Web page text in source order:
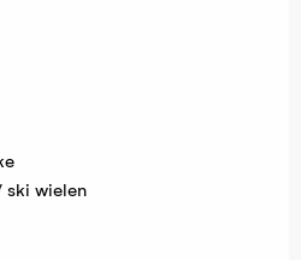
ski wielen